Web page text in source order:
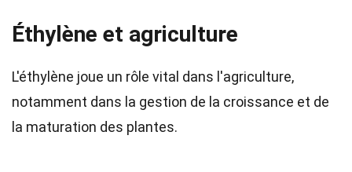
Éthylène et agriculture
L'éthylène joue un rôle vital dans l'agriculture,
notamment dans la gestion de la croissance et de
la maturation des plantes.